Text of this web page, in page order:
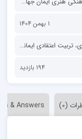
1 بهمن 1404
، تربیت اعتقادی ایمانی
194 بازدید
(0)
& Answers